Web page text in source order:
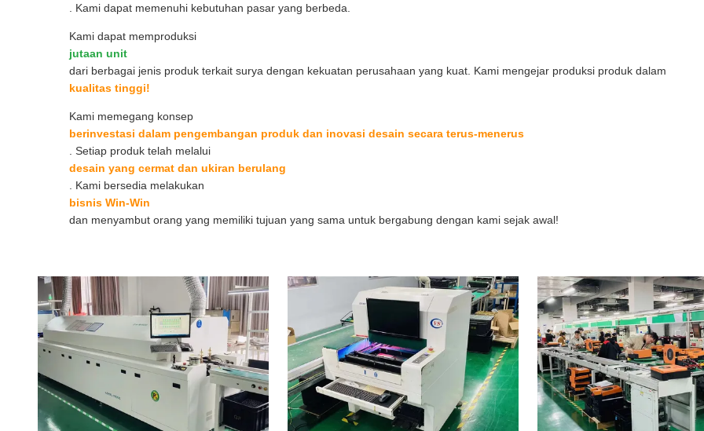
. Kami dapat memenuhi kebutuhan pasar yang berbeda.
Kami dapat memproduksi
jutaan unit
dari berbagai jenis produk terkait surya dengan kekuatan perusahaan yang kuat. Kami mengejar produksi produk dalam
kualitas tinggi!
Kami memegang konsep
berinvestasi dalam pengembangan produk dan inovasi desain secara terus-menerus
. Setiap produk telah melalui
desain yang cermat dan ukiran berulang
. Kami bersedia melakukan
bisnis Win-Win
dan menyambut orang yang memiliki tujuan yang sama untuk bergabung dengan kami sejak awal!